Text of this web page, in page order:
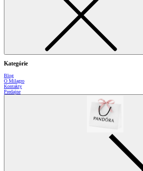
Kategórie
Blog
O Milagro
Kontakty
Predajne